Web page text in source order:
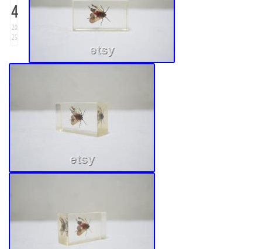
4
20
25